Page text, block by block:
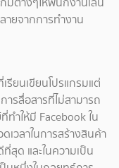
ายจากการทำงาน
ยนเขียนโปรแกรมแต่
ารสื่อสารที่ไม่สามารถ
ทำให้มี Facebook ใน
เวลาในการสร้างสินค้า
สุด และในความเป็น